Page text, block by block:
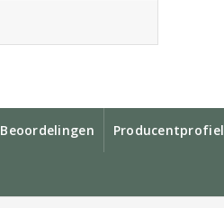
Beoordelingen Producentprofiel